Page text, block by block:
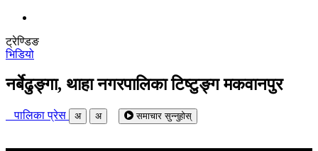
ट्रेण्डिङ
भिडियो
नर्बेढुङ्गा, थाहा नगरपालिका टिष्टुङ्ग मकवानपुर
पालिका प्रेस अ अ समाचार सुन्नुहोस्